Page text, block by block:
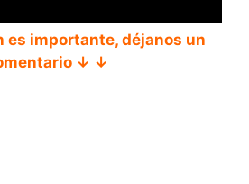
importante, déjanos un
↓ ↓